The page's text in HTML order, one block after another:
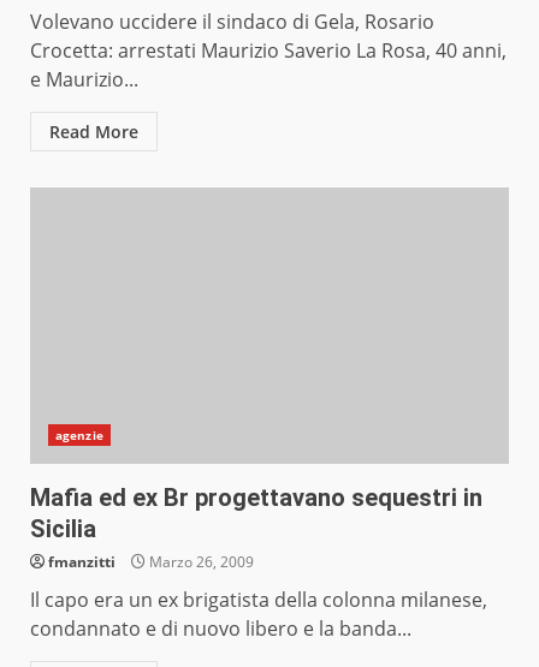
Volevano uccidere il sindaco di Gela, Rosario
Crocetta: arrestati Maurizio Saverio La Rosa, 40 anni,
e Maurizio...
Read More
agenzie
Mafia ed ex Br progettavano sequestri in
Sicilia
fmanzitti Marzo 26, 2009
Il capo era un ex brigatista della colonna milanese,
condannato e di nuovo libero e la banda...